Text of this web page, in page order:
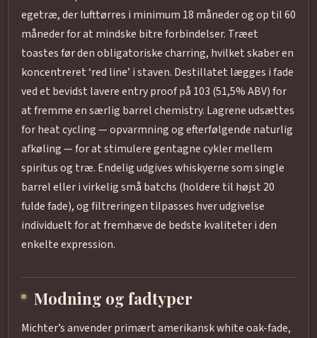
egetræ, der lufttørres i minimum 18 måneder og op til 60
måneder for at mindske bitre forbindelser. Træet
toastes før den obligatoriske charring, hvilket skaber en
koncentreret ‘red line’ i staven. Destillatet lægges i fade
ved et bevidst lavere entry proof på 103 (51,5% ABV) for
at fremme en særlig barrel chemistry. Lagrene udsættes
for heat cycling — opvarmning og efterfølgende naturlig
afkøling — for at stimulere gentagne cykler mellem
spiritus og træ. Endelig udgives whiskyerne som single
barrel eller i virkelig små batchs (holdere til højst 20
fulde fade), og filtreringen tilpasses hver udgivelse
individuelt for at fremhæve de bedste kvaliteter i den
enkelte expression.
Modning og fadtyper
Michter’s anvender primært amerikansk white oak-fade,